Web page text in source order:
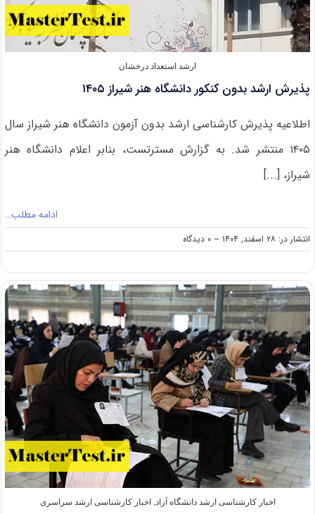
ارشد استعداد درخشان
پذیرش ارشد بدون کنکور دانشگاه هنر شیراز ۱۴۰۵
اطلاعیه پذیرش کارشناسی ارشد بدون آزمون دانشگاه هنر شیراز سال
۱۴۰۵ منتشر شد. به گزارش مسترتست، بنابر اعلام دانشگاه هنر
شیراز، [...]
ادامه مطلب…
انتشار در: ۲۸ اسفند, ۱۴۰۴ -- ۰ دیدگاه
on
پذیرش
بدون
کنکور
دانشگاه
هنر
شیراز
۱۴۰۵
اخبار کارشناسی ارشد دانشگاه آزاد, اخبار کارشناسی ارشد سراسری